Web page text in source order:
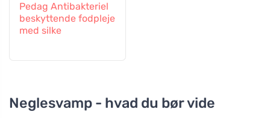
Pedag Antibakteriel
beskyttende fodpleje
med silke
Neglesvamp - hvad du bør vide